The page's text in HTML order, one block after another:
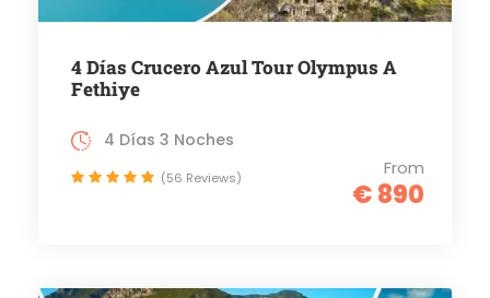
4 Días Crucero Azul Tour Olympus A
Fethiye
From
€ 890
4 Días 3 Noches
(56 Reviews)